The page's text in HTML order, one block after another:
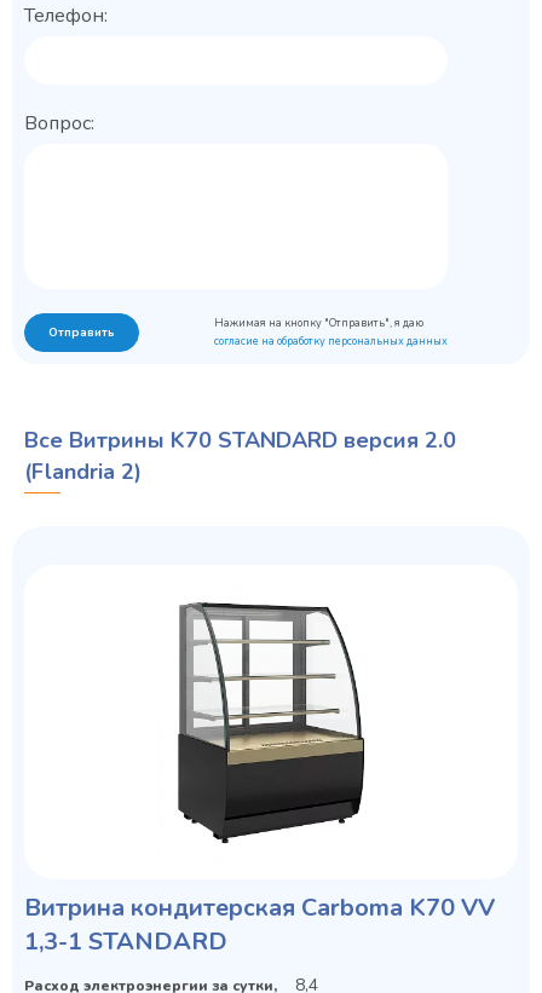
Телефон:
Вопрос:
Отправить
Нажимая на кнопку "Отправить", я даю
согласие на обработку персональных данных
Все Витрины K70 STANDARD версия 2.0
(Flandria 2)
Витрина кондитерская Carboma K70 VV
1,3-1 STANDARD
Расход электроэнергии за сутки,
8,4